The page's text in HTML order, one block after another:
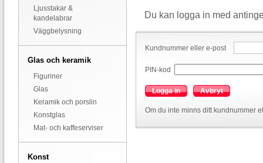
Ljusstakar &
kandelabrar
Väggbelysning
Glas och keramik
Figuriner
Glas
Keramik och porslin
Konstglas
Mat- och kaffeserviser
Konst
Du kan logga in med
Kundnummer eller e-post
PIN-kod
Logga in Avbryt
Om du inte minns ditt kundnummer